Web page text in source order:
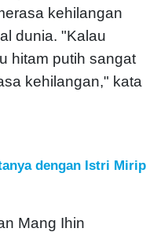
kehilangan
dunia. "Kalau
hitam putih sangat
kehilangan," kata
dengan Istri Mirip
Mang Ihin